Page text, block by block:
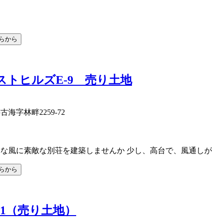
トヒルズE-9 売り土地
海字林畔2259-72
風に素敵な別荘を建築しませんか 少し、高台で、風通し
売り土地）